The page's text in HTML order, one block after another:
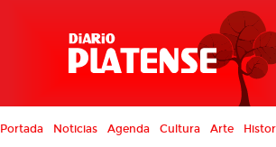
Portada Noticias Agenda Cultura Arte